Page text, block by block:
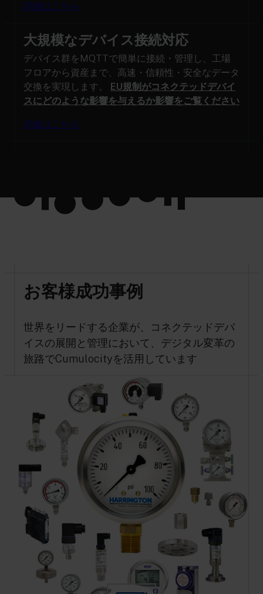
詳細はこちら
大規模なデバイス接続対応
デバイス群をMQTTで簡単に接続・管理し、工場
フロアから資産まで、高速・信頼性・安全なデータ
交換を実現します。 EU規制がコネクテッドデバイ
スにどのような影響を与えるか影響をご覧ください
詳細はこちら
お客様成功事例
世界をリードする企業が、コネクテッドデバ
イスの展開と管理において、デジタル変革の
旅路でCumulocityを活用しています